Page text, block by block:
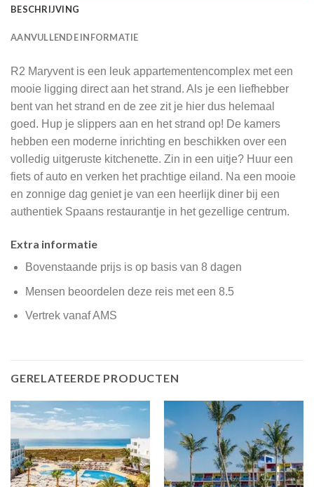
BESCHRIJVING
AANVULLENDE INFORMATIE
R2 Maryvent is een leuk appartementencomplex met een
mooie ligging direct aan het strand. Als je een liefhebber
bent van het strand en de zee zit je hier dus helemaal
goed. Hup je slippers aan en het strand op! De kamers
hebben een moderne inrichting en beschikken over een
volledig uitgeruste kitchenette. Zin in een uitje? Huur een
fiets of auto en verken het prachtige eiland. Na een mooie
en zonnige dag geniet je van een heerlijk diner bij een
authentiek Spaans restaurantje in het gezellige centrum.
Extra informatie
Bovenstaande prijs is op basis van 8 dagen
Mensen beoordelen deze reis met een 8.5
Vertrek vanaf AMS
GERELATEERDE PRODUCTEN